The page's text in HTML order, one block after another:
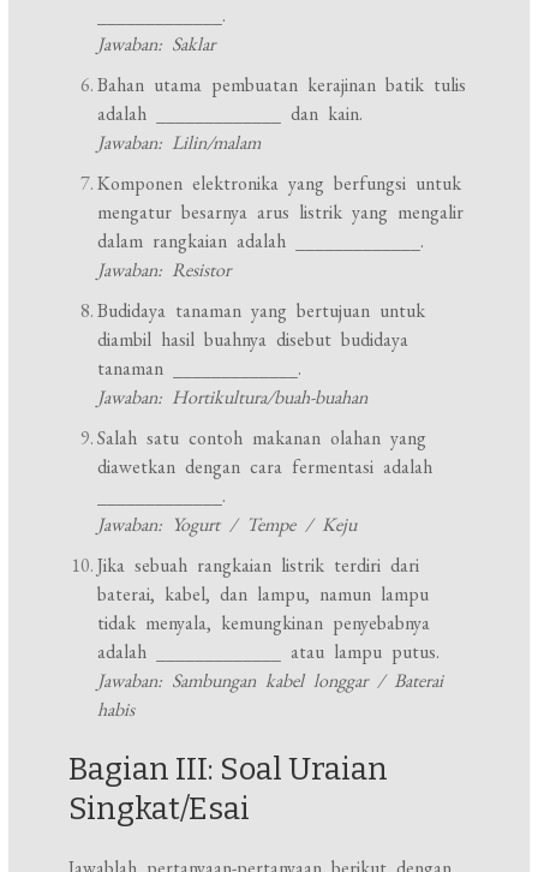
_____________.
Jawaban: Saklar
Bahan utama pembuatan kerajinan batik tulis
adalah _____________ dan kain.
Jawaban: Lilin/malam
Komponen elektronika yang berfungsi untuk
mengatur besarnya arus listrik yang mengalir
dalam rangkaian adalah _____________.
Jawaban: Resistor
Budidaya tanaman yang bertujuan untuk
diambil hasil buahnya disebut budidaya
tanaman _____________.
Jawaban: Hortikultura/buah-buahan
Salah satu contoh makanan olahan yang
diawetkan dengan cara fermentasi adalah
_____________.
Jawaban: Yogurt / Tempe / Keju
Jika sebuah rangkaian listrik terdiri dari
baterai, kabel, dan lampu, namun lampu
tidak menyala, kemungkinan penyebabnya
adalah _____________ atau lampu putus.
Jawaban: Sambungan kabel longgar / Baterai
habis
Bagian III: Soal Uraian
Singkat/Esai